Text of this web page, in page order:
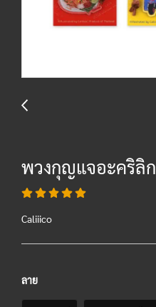
พวงกุญแจอะคริลิก
Caliiico
ลาย